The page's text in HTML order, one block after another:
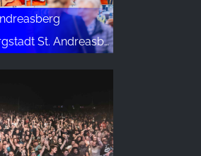
St. Andreasberg